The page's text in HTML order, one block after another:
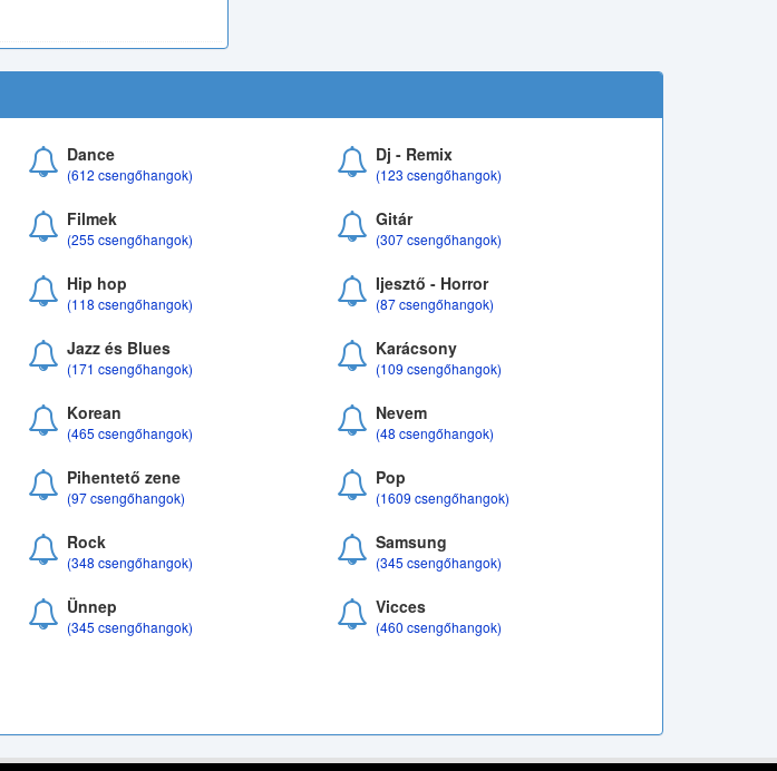
Dance
(612 csengőhangok)
Dj - Remix
(123 csengőhangok)
Filmek
(255 csengőhangok)
Gitár
(307 csengőhangok)
Hip hop
(118 csengőhangok)
Ijesztő - Horror
(87 csengőhangok)
Jazz és Blues
(171 csengőhangok)
Karácsony
(109 csengőhangok)
Korean
(465 csengőhangok)
Nevem
(48 csengőhangok)
Pihentető zene
(97 csengőhangok)
Pop
(1609 csengőhangok)
Rock
(348 csengőhangok)
Samsung
(345 csengőhangok)
Ünnep
(345 csengőhangok)
Vicces
(460 csengőhangok)